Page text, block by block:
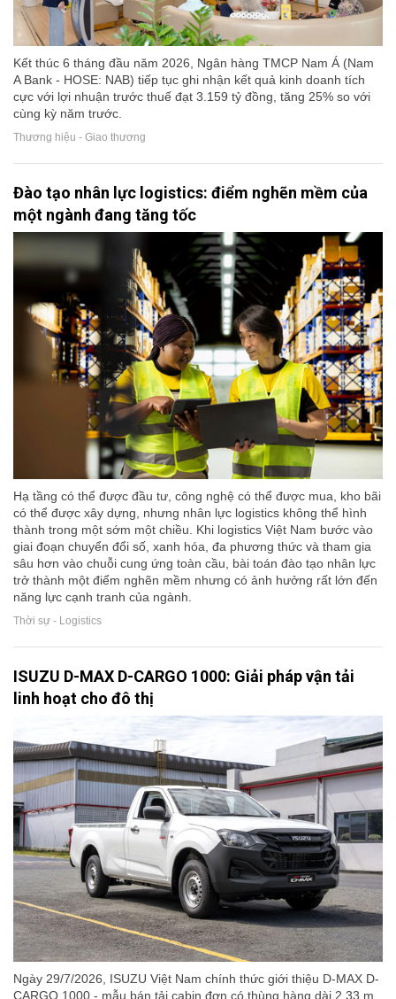
Kết thúc 6 tháng đầu năm 2026, Ngân hàng TMCP Nam Á (Nam
A Bank - HOSE: NAB) tiếp tục ghi nhận kết quả kinh doanh tích
cực với lợi nhuận trước thuế đạt 3.159 tỷ đồng, tăng 25% so với
cùng kỳ năm trước.
Thương hiệu - Giao thương
Đào tạo nhân lực logistics: điểm nghẽn mềm của
một ngành đang tăng tốc
Hạ tầng có thể được đầu tư, công nghệ có thể được mua, kho bãi
có thể được xây dựng, nhưng nhân lực logistics không thể hình
thành trong một sớm một chiều. Khi logistics Việt Nam bước vào
giai đoạn chuyển đổi số, xanh hóa, đa phương thức và tham gia
sâu hơn vào chuỗi cung ứng toàn cầu, bài toán đào tạo nhân lực
trở thành một điểm nghẽn mềm nhưng có ảnh hưởng rất lớn đến
năng lực cạnh tranh của ngành.
Thời sự - Logistics
ISUZU D-MAX D-CARGO 1000: Giải pháp vận tải
linh hoạt cho đô thị
Ngày 29/7/2026, ISUZU Việt Nam chính thức giới thiệu D-MAX D-
CARGO 1000 - mẫu bán tải cabin đơn có thùng hàng dài 2,33 m